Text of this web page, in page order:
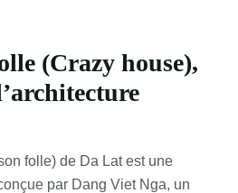
(Crazy house),
folle) de Da Lat est une
par Dang Viet Nga, un